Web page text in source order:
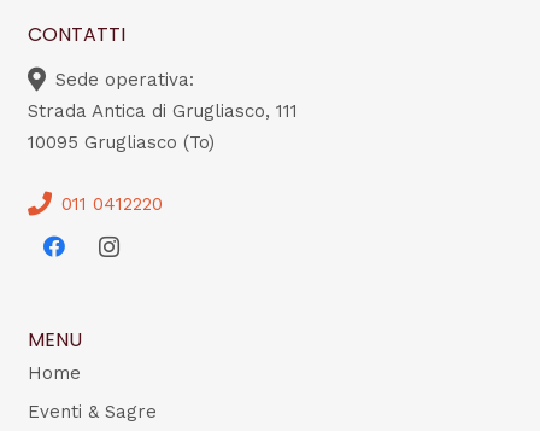
CONTATTI
Sede operativa:
Strada Antica di Grugliasco, 111
10095 Grugliasco (To)
011 0412220
MENU
Home
Eventi & Sagre